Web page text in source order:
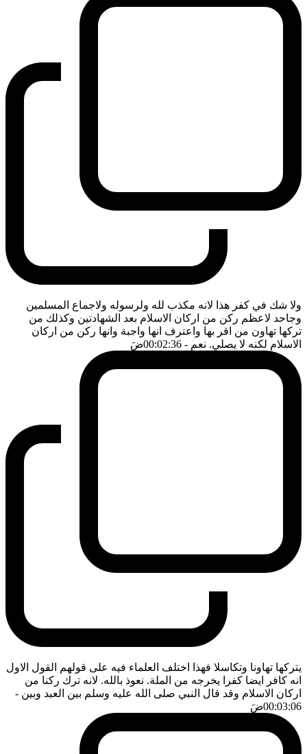
ولا شك في كفر هذا لانه مكذب لله ولرسوله ولاجماع المسلمين
وجاحد لاعظم ركن من اركان الاسلام بعد الشهادتين وكذلك من
تركها تهاون من اقر بها واعترف انها واجبة وانها ركن من اركان
الاسلام لكنه لا يصلي. نعم - 00:02:36 ضَ
يتركها تهاونا وتكاسلا فهذا اختلف العلماء فيه على قولهم القول الاول
انه كافر ايضا كفرا يخرجه من الملة. نعوذ بالله. لانه ترك ركنا من
اركان الاسلام وقد قال النبي صلى الله عليه وسلم بين العبد وبين -
00:03:06ضَ